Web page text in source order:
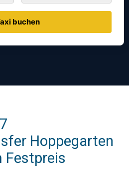
buchen
Hoppegarten
Festpreis